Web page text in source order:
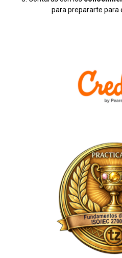
para prepararte para